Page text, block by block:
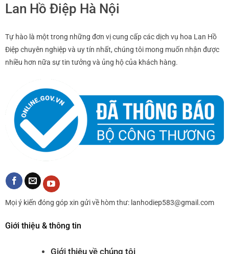
Lan Hồ Điệp Hà Nội
Tự hào là một trong những đơn vị cung cấp các dịch vụ hoa Lan Hồ
Điệp chuyên nghiệp và uy tín nhất, chúng tôi mong muốn nhận được
nhiều hơn nữa sự tin tưởng và ủng hộ của khách hàng.
Mọi ý kiến đóng góp xin gửi về hòm thư: lanhodiep583@gmail.com
Giới thiệu & thông tin
Giới thiệu về chúng tôi